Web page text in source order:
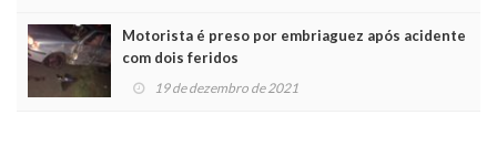
Motorista é preso por embriaguez após acidente
com dois feridos
19 de dezembro de 2021